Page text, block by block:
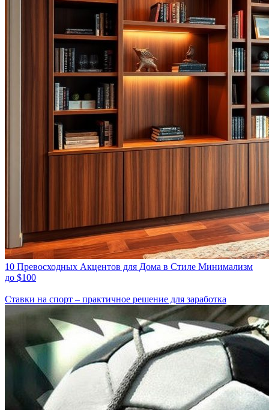
10 Превосходных Акцентов для Дома в Стиле Минимализм
до $100
Ставки на спорт – практичное решение для заработка